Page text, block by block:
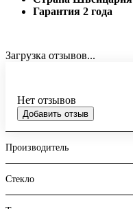
Гарантия 2 года
Загрузка отзывов...
Нет отзывов
Добавить отзыв
Производитель
Стекло